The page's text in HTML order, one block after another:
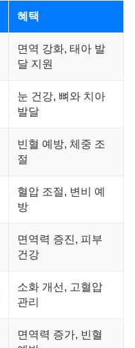
혜택
면역 강화, 태아 발
달 지원
눈 건강, 뼈와 치아
발달
빈혈 예방, 체중 조
절
혈압 조절, 변비 예
방
면역력 증진, 피부
건강
소화 개선, 고혈압
관리
면역력 증가, 빈혈